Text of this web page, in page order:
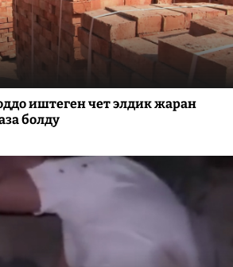
иштеген чет элдик жаран
болду